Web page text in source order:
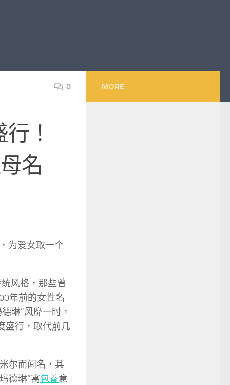
0
！
名
为爱女取一个
风格，那些曾
年前的女性名
琳”风靡一时，
盛行，取代前几
尔而闻名，其
德琳”寓包養意
MORE